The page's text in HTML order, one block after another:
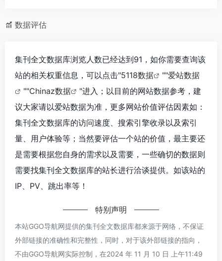
数据评估
集刊全文数据库浏览人数已经达到91，如你需要查询该
站的相关权重信息，可以点击"5118数据 ""爱站数据
""Chinaz数据
"进入；以目前的网站数据参考，建
议大家请以爱站数据为准，更多网站价值评估因素如：
集刊全文数据库的访问速度、搜索引擎收录以及索引
量、用户体验等；当然要评估一个站的价值，最主要还
是需要根据您自身的需求以及需要，一些确切的数据则
需要找集刊全文数据库的站长进行洽谈提供。如该站的
IP、PV、跳出率等！
特别声明
本站GGO导航网提供的集刊全文数据库都来源于网络，不保证
外部链接的准确性和完整性，同时，对于该外部链接的指向，
不由GGO导航网实际控制，在2024 年 11 月 10 日 上午11:49